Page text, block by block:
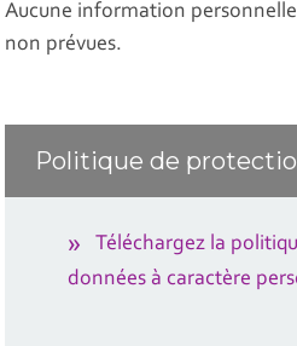
Aucune information
non prévues.
Politique de
Téléchargez la
données à caractère